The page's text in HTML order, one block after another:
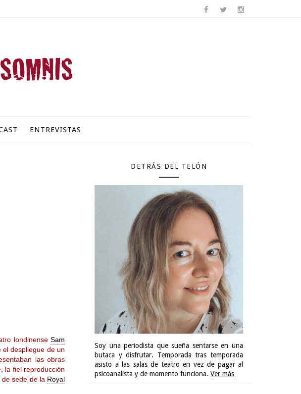
ENTREVISTAS
londinenseSam
despliegue de un
las obras
la fiel reproducción
sede de la Royal
DETRÁS DEL TELÓN
Soy una periodista que sueña sentarse en una
butaca y disfrutar. Temporada tras temporada
asisto a las salas de teatro en vez de pagar al
psicoanalista y de momento funciona. Ver más